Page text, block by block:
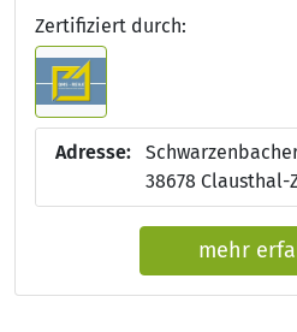
Zertifiziert durch:
Adresse:
38678
mehr